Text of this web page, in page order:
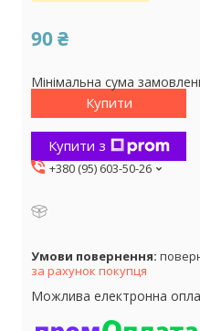
90 ₴
Мінімальна сума
Купити
Купити з
+380 (95) 603-50-26
за рахунок покупця